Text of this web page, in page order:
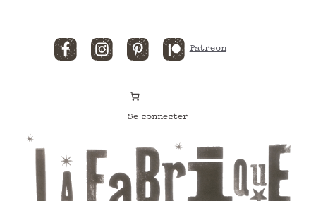
FacebookInstagramPinterestPatreon
Se connecter